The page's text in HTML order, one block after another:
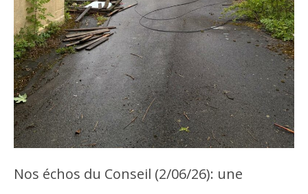
Nos échos du Conseil (2/06/26): une